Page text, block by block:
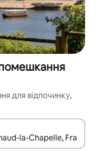
для відпочинку,
для